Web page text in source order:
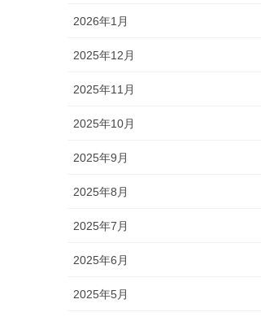
2026年1月
2025年12月
2025年11月
2025年10月
2025年9月
2025年8月
2025年7月
2025年6月
2025年5月